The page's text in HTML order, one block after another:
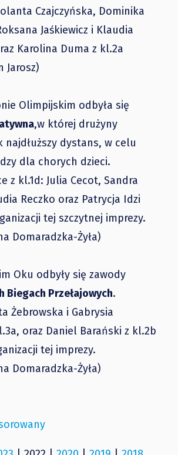
Czajczyńska, Dominika
Jaśkiewicz i Klaudia
Karolina Duma z kl.2a
Jarosz)
Olimpijskim odbyła się
,w której drużyny
najdłuższy dystans, w celu
dla chorych dzieci.
z kl.1d: Julia Cecot, Sandra
Reczko oraz Patrycja Idzi
tej szczytnej imprezy.
Domaradzka-Żyła)
Oku odbyły się zawody
Biegach Przełajowych.
Żebrowska i Gabrysia
oraz Daniel Barański z kl.2b
tej imprezy.
Domaradzka-Żyła)